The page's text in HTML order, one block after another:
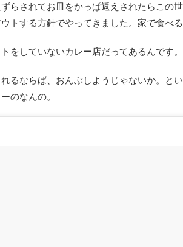
らされてお皿をかっぱ返えされたらこの
トする方針でやってきました。家で食べる
をしていないカレー店だってあるんです
るならば、おんぶしようじゃないか。と
のなんの。